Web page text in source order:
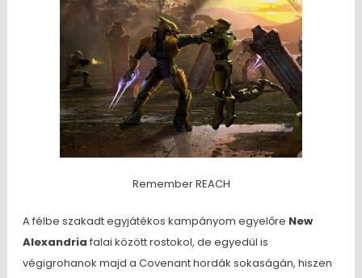
Remember REACH
A félbe szakadt egyjátékos kampányom egyelőre New
Alexandria falai között rostokol, de egyedül is
végigrohanok majd a Covenant hordák sokaságán, hiszen